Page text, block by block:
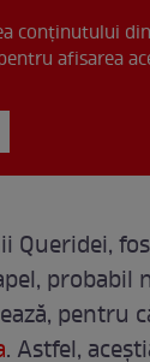
conținutului din
afisarea
pentru
. Astfel,